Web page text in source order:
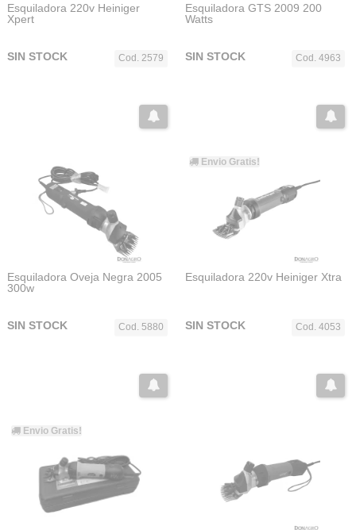
Esquiladora 220v Heiniger
Xpert
Cod. 2579
SIN STOCK
Esquiladora GTS 2009 200
Watts
Cod. 4963
SIN STOCK
Esquiladora Oveja Negra 2005
300w
Cod. 5880
SIN STOCK
Envio Gratis!
Esquiladora 220v Heiniger Xtra
Cod. 4053
SIN STOCK
Envio Gratis!